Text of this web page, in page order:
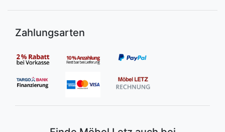
Zahlungsarten